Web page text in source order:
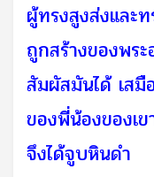
ผู้ทรงสูงส่งและ
ถูกสร้างของพร
สัมผัสมันได้ เส
ของพี่น้องของเข
จึงได้จูบหินดำ